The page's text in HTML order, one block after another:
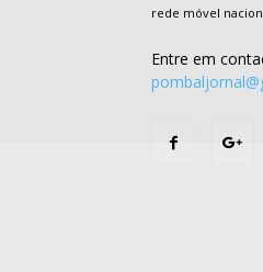
rede móvel
Entre em